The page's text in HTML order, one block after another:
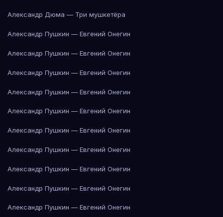
Александр Дюма — Три мушкетёра
Александр Пушкин — Евгений Онегин
Александр Пушкин — Евгений Онегин
Александр Пушкин — Евгений Онегин
Александр Пушкин — Евгений Онегин
Александр Пушкин — Евгений Онегин
Александр Пушкин — Евгений Онегин
Александр Пушкин — Евгений Онегин
Александр Пушкин — Евгений Онегин
Александр Пушкин — Евгений Онегин
Александр Пушкин — Евгений Онегин